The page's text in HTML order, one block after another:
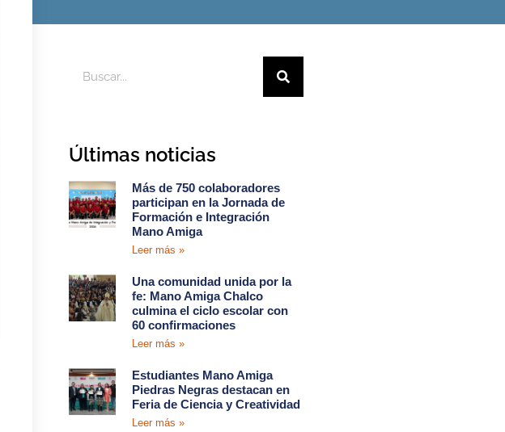
Últimas noticias
Más de 750 colaboradores
participan en la Jornada de
Formación e Integración
Mano Amiga
Leer más »
Una comunidad unida por la
fe: Mano Amiga Chalco
culmina el ciclo escolar con
60 confirmaciones
Leer más »
Estudiantes Mano Amiga
Piedras Negras destacan en
Feria de Ciencia y Creatividad
Leer más »